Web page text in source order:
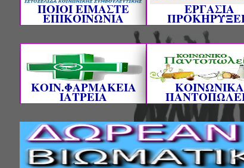
ΠΟΙΟΙ ΕΙΜΑΣΤΕ
ΕΠΙΚΟΙΝΩΝΙΑ
ΕΡΓΑΣΙΑ
ΚΟΙΝ.ΦΑΡΜΑΚΕΙΑ
ΙΑΤΡΕΙΑ
ΚΟΙΝΩΝΙΚΑ